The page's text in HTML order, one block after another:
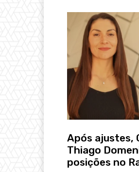
Após ajustes,
Thiago
posições no